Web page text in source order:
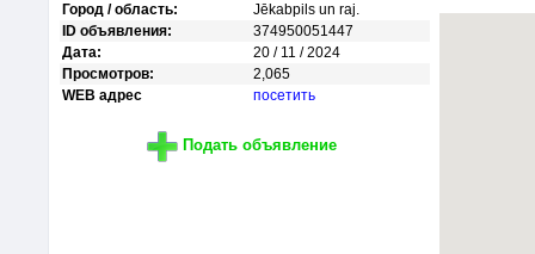
Город / область:
Jēkabpils un raj.
ID объявления:
374950051447
Дата:
20 / 11 / 2024
Просмотров:
2,065
WEB адрес
посетить
Подать объявление